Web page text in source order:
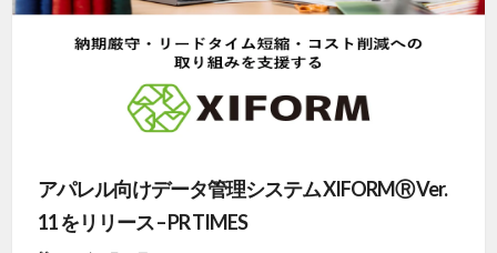
アパレル向けデータ管理システム XIFORMⓇ Ver.
11 をリリース – PR TIMES